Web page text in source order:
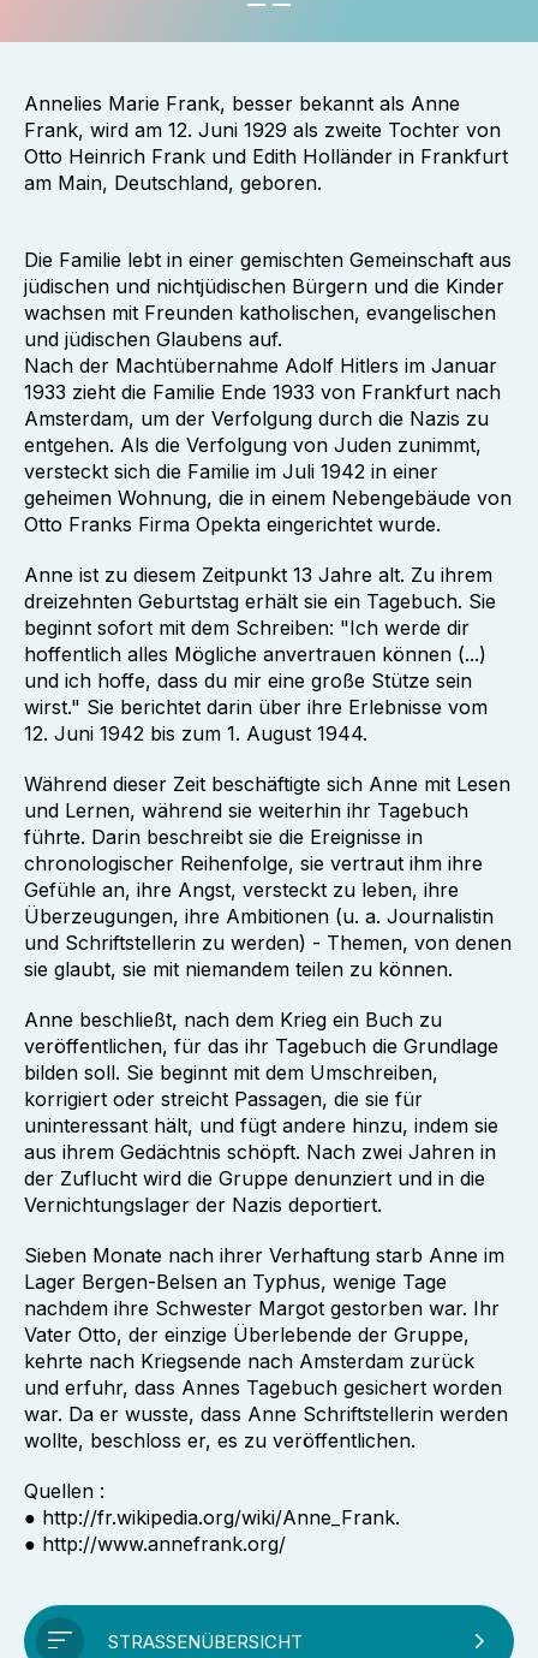
Annelies Marie Frank, besser bekannt als Anne
Frank, wird am 12. Juni 1929 als zweite Tochter von
Otto Heinrich Frank und Edith Holländer in Frankfurt
am Main, Deutschland, geboren.
Die Familie lebt in einer gemischten Gemeinschaft aus
jüdischen und nichtjüdischen Bürgern und die Kinder
wachsen mit Freunden katholischen, evangelischen
und jüdischen Glaubens auf.
Nach der Machtübernahme Adolf Hitlers im Januar
1933 zieht die Familie Ende 1933 von Frankfurt nach
Amsterdam, um der Verfolgung durch die Nazis zu
entgehen. Als die Verfolgung von Juden zunimmt,
versteckt sich die Familie im Juli 1942 in einer
geheimen Wohnung, die in einem Nebengebäude von
Otto Franks Firma Opekta eingerichtet wurde.
Anne ist zu diesem Zeitpunkt 13 Jahre alt. Zu ihrem
dreizehnten Geburtstag erhält sie ein Tagebuch. Sie
beginnt sofort mit dem Schreiben: "Ich werde dir
hoffentlich alles Mögliche anvertrauen können (...)
und ich hoffe, dass du mir eine große Stütze sein
wirst." Sie berichtet darin über ihre Erlebnisse vom
12. Juni 1942 bis zum 1. August 1944.
Während dieser Zeit beschäftigte sich Anne mit Lesen
und Lernen, während sie weiterhin ihr Tagebuch
führte. Darin beschreibt sie die Ereignisse in
chronologischer Reihenfolge, sie vertraut ihm ihre
Gefühle an, ihre Angst, versteckt zu leben, ihre
Überzeugungen, ihre Ambitionen (u. a. Journalistin
und Schriftstellerin zu werden) - Themen, von denen
sie glaubt, sie mit niemandem teilen zu können.
Anne beschließt, nach dem Krieg ein Buch zu
veröffentlichen, für das ihr Tagebuch die Grundlage
bilden soll. Sie beginnt mit dem Umschreiben,
korrigiert oder streicht Passagen, die sie für
uninteressant hält, und fügt andere hinzu, indem sie
aus ihrem Gedächtnis schöpft. Nach zwei Jahren in
der Zuflucht wird die Gruppe denunziert und in die
Vernichtungslager der Nazis deportiert.
Sieben Monate nach ihrer Verhaftung starb Anne im
Lager Bergen-Belsen an Typhus, wenige Tage
nachdem ihre Schwester Margot gestorben war. Ihr
Vater Otto, der einzige Überlebende der Gruppe,
kehrte nach Kriegsende nach Amsterdam zurück
und erfuhr, dass Annes Tagebuch gesichert worden
war. Da er wusste, dass Anne Schriftstellerin werden
wollte, beschloss er, es zu veröffentlichen.
Quellen :
● http://fr.wikipedia.org/wiki/Anne_Frank.
● http://www.annefrank.org/
STRASSENÜBERSICHT